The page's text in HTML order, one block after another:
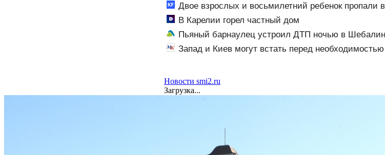
Двое взрослых и восьмилетний ребенок пропали
– Новости
В Карелии горел частный дом
Пьяный барнаулец устроил ДТП ночью в
Запад и Киев могут встать перед
Новости smi2.ru
Загрузка...